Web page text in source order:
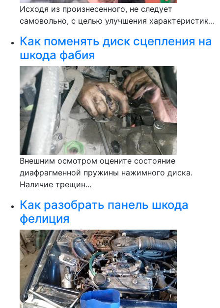
Исходя из произнесенного, не следует
самовольно, с целью улучшения характеристик...
Как поменять диск сцепления на
шкода фабия
Внешним осмотром оцените состояние
диафрагменной пружины нажимного диска.
Наличие трещин...
Как разобрать панель шкода
фелиция